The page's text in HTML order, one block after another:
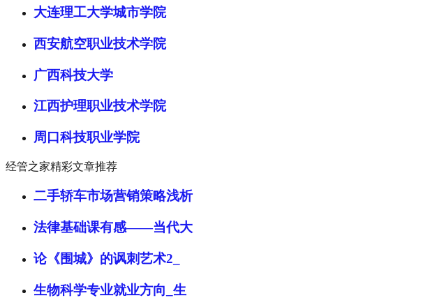
大连理工大学城市学院
西安航空职业技术学院
广西科技大学
江西护理职业技术学院
周口科技职业学院
经管之家精彩文章推荐
二手轿车市场营销策略浅析
法律基础课有感——当代大
论《围城》的讽刺艺术2_
生物科学专业就业方向_生